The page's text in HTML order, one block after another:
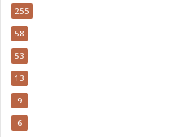
255
58
53
13
9
6